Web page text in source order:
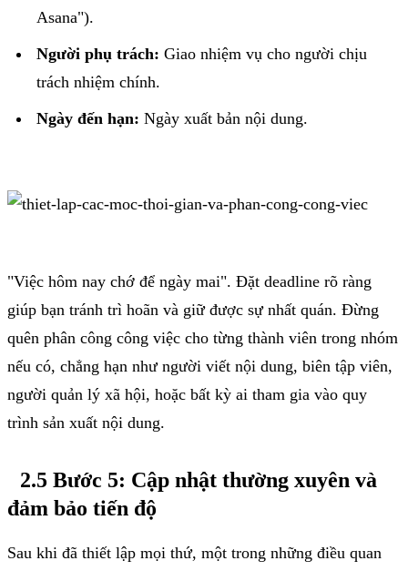
Asana").
Người phụ trách: Giao nhiệm vụ cho người chịu
trách nhiệm chính.
Ngày đến hạn: Ngày xuất bản nội dung.
"Việc hôm nay chớ để ngày mai". Đặt deadline rõ ràng
giúp bạn tránh trì hoãn và giữ được sự nhất quán. Đừng
quên phân công công việc cho từng thành viên trong nhóm
nếu có, chẳng hạn như người viết nội dung, biên tập viên,
người quản lý xã hội, hoặc bất kỳ ai tham gia vào quy
trình sản xuất nội dung.
2.5 Bước 5: Cập nhật thường xuyên và
đảm bảo tiến độ
Sau khi đã thiết lập mọi thứ, một trong những điều quan